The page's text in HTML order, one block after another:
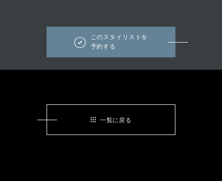
このスタイリストを
予約する
一覧に戻る